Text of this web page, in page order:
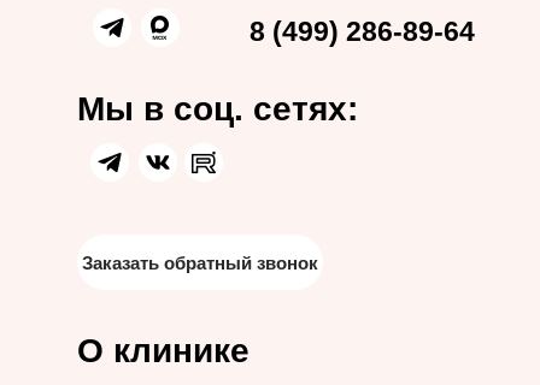
8 (499) 286-89-64
Мы в соц. сетях:
О клинике
Заказать обратный звонок